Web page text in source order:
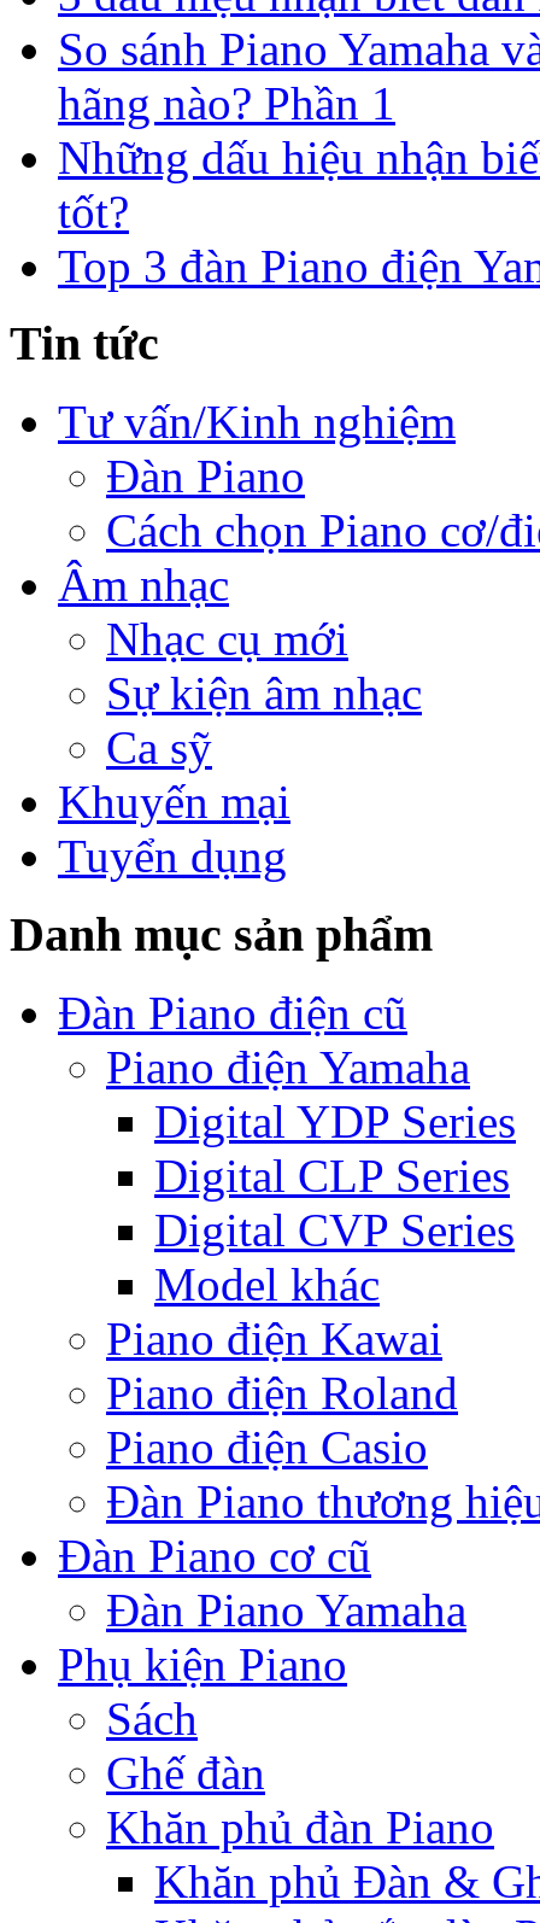
So sánh Piano Yamaha
hãng nào? Phần 1
Những dấu hiệu nhận
tốt?
Top 3 đàn Piano điện
Tin tức
Tư vấn/Kinh nghiệm
Đàn Piano
Cách chọn Piano cơ/
Âm nhạc
Nhạc cụ mới
Sự kiện âm nhạc
Ca sỹ
Khuyến mại
Tuyển dụng
Danh mục sản phẩm
Đàn Piano điện cũ
Piano điện Yamaha
Digital YDP Series
Digital CLP Series
Digital CVP Series
Model khác
Piano điện Kawai
Piano điện Roland
Piano điện Casio
Đàn Piano thương
Đàn Piano cơ cũ
Đàn Piano Yamaha
Phụ kiện Piano
Sách
Ghế đàn
Khăn phủ đàn Piano
Khăn phủ Đàn &